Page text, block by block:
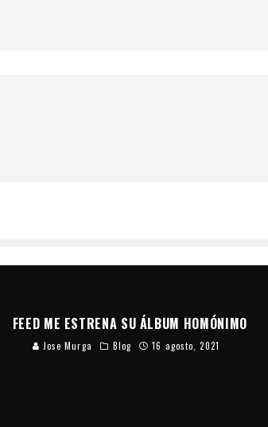
FEED ME ESTRENA SU ÁLBUM HOMÓNIMO
Jose Murga Blog 16 agosto, 2021